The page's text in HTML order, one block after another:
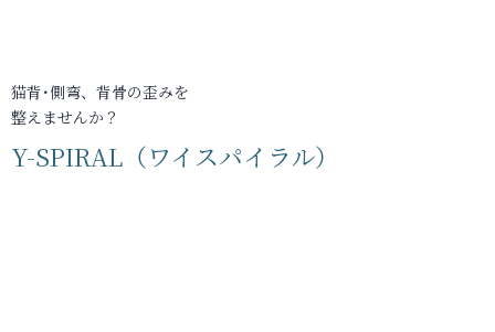
猫背･側弯、背骨の歪みを
整えませんか？
Y-SPIRAL（ワイスパイラル）